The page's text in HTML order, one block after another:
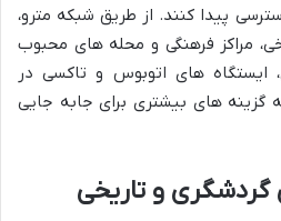
پیدا کنند. از طریق شبکه مترو،
مراکز فرهنگی و محله های محبوب
ایستگاه های اتوبوس و تاکسی در
گزینه های بیشتری برای جابه جایی
گردشگری و تاریخی